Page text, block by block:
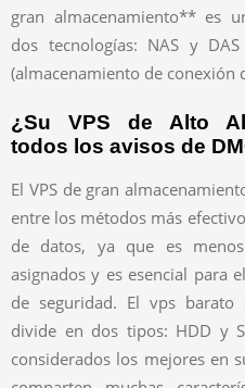
gran almacenamiento** es
dos tecnologías: NAS y
(almacenamiento de conexión
¿Su VPS de Alto
todos los avisos de
El VPS de gran
entre los métodos más
de datos, ya que es
asignados y es esencial para
de seguridad. El vps barato
divide en dos tipos: HDD y
considerados los mejores en